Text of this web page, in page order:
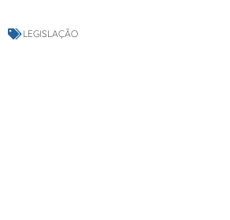
LEGISLAÇÃO